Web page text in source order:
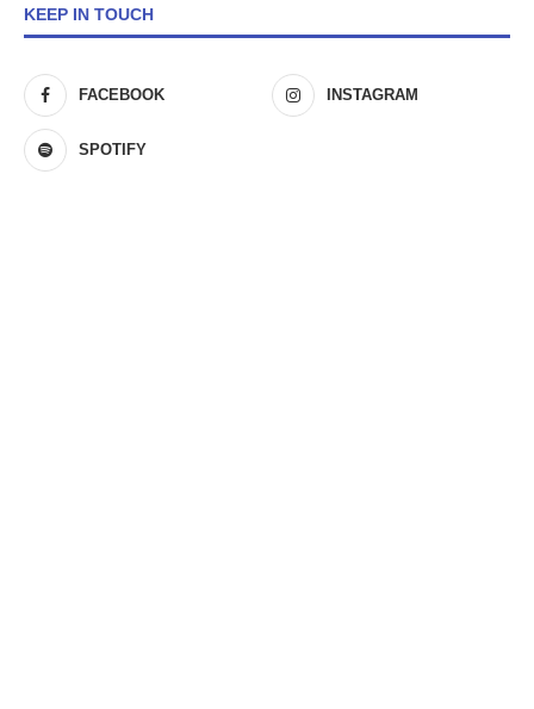
KEEP IN TOUCH
FACEBOOK INSTAGRAM
SPOTIFY